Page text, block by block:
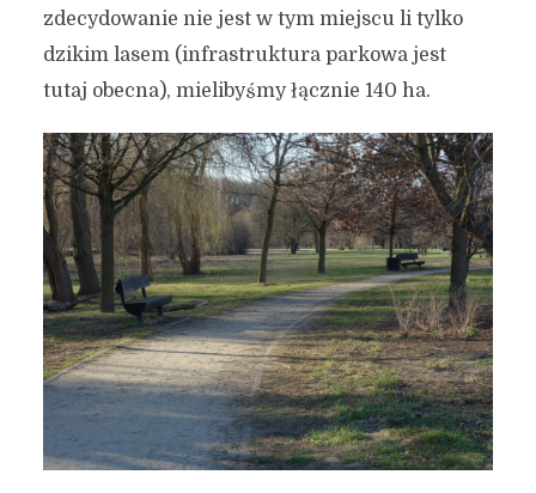
zdecydowanie nie jest w tym miejscu li tylko
dzikim lasem (infrastruktura parkowa jest
tutaj obecna), mielibyśmy łącznie 140 ha.